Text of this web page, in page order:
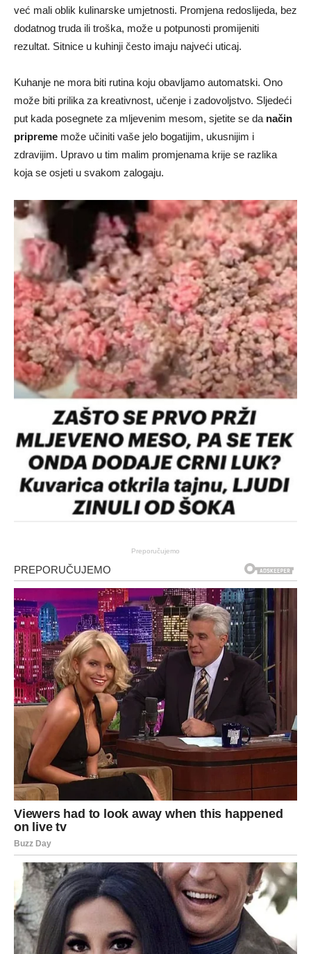
već mali oblik kulinarske umjetnosti. Promjena redoslijeda, bez
dodatnog truda ili troška, može u potpunosti promijeniti
rezultat. Sitnice u kuhinji često imaju najveći uticaj.
Kuhanje ne mora biti rutina koju obavljamo automatski. Ono
može biti prilika za kreativnost, učenje i zadovoljstvo. Sljedeći
put kada posegnete za mljevenim mesom, sjetite se da način
pripreme može učiniti vaše jelo bogatijim, ukusnijim i
zdravijim. Upravo u tim malim promjenama krije se razlika
koja se osjeti u svakom zalogaju.
Preporučujemo